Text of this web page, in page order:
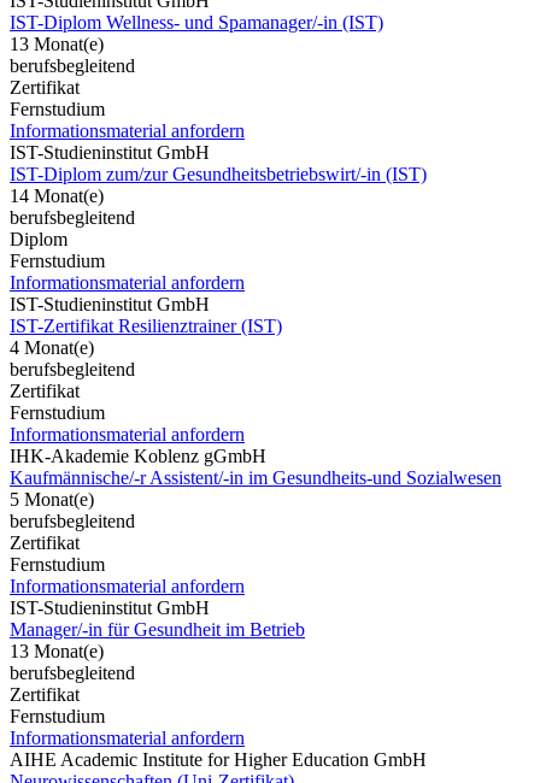
IST-Diplom Wellness- und Spamanager/-in (IST)
13 Monat(e)
berufsbegleitend
Zertifikat
Fernstudium
Informationsmaterial anfordern
IST-Studieninstitut GmbH
IST-Diplom zum/zur Gesundheitsbetriebswirt/-in (IST)
14 Monat(e)
berufsbegleitend
Diplom
Fernstudium
Informationsmaterial anfordern
IST-Studieninstitut GmbH
IST-Zertifikat Resilienztrainer (IST)
4 Monat(e)
berufsbegleitend
Zertifikat
Fernstudium
Informationsmaterial anfordern
IHK-Akademie Koblenz gGmbH
Kaufmännische/-r Assistent/-in im Gesundheits-und Sozialwesen
5 Monat(e)
berufsbegleitend
Zertifikat
Fernstudium
Informationsmaterial anfordern
IST-Studieninstitut GmbH
Manager/-in für Gesundheit im Betrieb
13 Monat(e)
berufsbegleitend
Zertifikat
Fernstudium
Informationsmaterial anfordern
AIHE Academic Institute for Higher Education GmbH